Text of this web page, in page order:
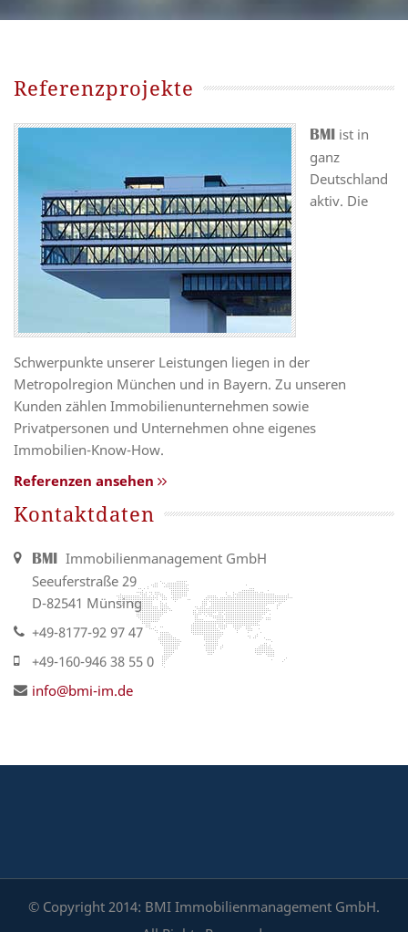
Referenzprojekte
BMI ist in
ganz
Deutschland
aktiv. Die
Schwerpunkte unserer Leistungen liegen in der
Metropolregion München und in Bayern. Zu unseren
Kunden zählen Immobilienunternehmen sowie
Privatpersonen und Unternehmen ohne eigenes
Immobilien-Know-How.
Referenzen ansehen
Kontaktdaten
BMI Immobilienmanagement GmbH
Seeuferstraße 29
D-82541 Münsing
+49-8177-92 97 47
+49-160-946 38 55 0
info@bmi-im.de
© Copyright 2014: BMI Immobilienmanagement GmbH.